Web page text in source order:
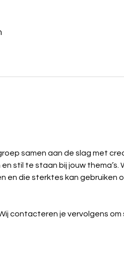
samen aan de slag met
stil te staan bij jouw thema’s.
en die sterktes kan gebruiken
contacteren je vervolgens